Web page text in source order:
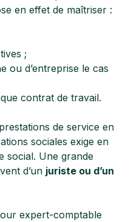
en effet de maîtriser :
;
ou d’entreprise le cas
contrat de travail.
de service en
sociales exige en
social. Une grande
d’un juriste ou d’un
expert-comptable